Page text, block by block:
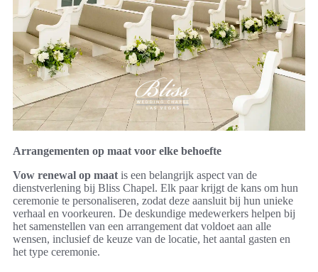
Arrangementen op maat voor elke behoefte
Vow renewal op maatis een belangrijk aspect van de
dienstverlening bij Bliss Chapel. Elk paar krijgt de kans om hun
ceremonie te personaliseren, zodat deze aansluit bij hun unieke
verhaal en voorkeuren. De deskundige medewerkers helpen bij
het samenstellen van een arrangement dat voldoet aan alle
wensen, inclusief de keuze van de locatie, het aantal gasten en
het type ceremonie.